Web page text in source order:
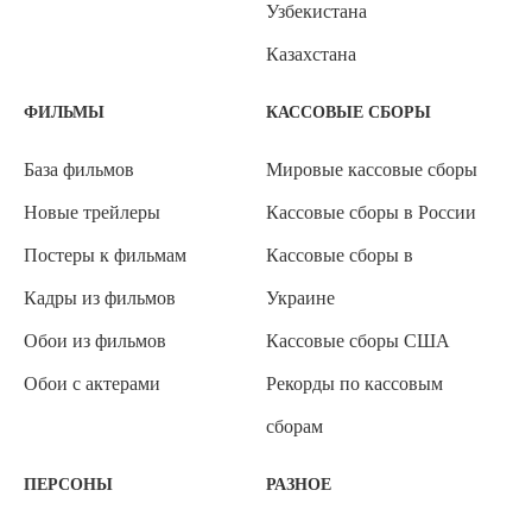
Узбекистана
Казахстана
ФИЛЬМЫ
База фильмов
Новые трейлеры
Постеры к фильмам
Кадры из фильмов
Обои из фильмов
Обои с актерами
КАССОВЫЕ СБОРЫ
Мировые кассовые сборы
Кассовые сборы в России
Кассовые сборы в
Украине
Кассовые сборы США
Рекорды по кассовым
сборам
ПЕРСОНЫ РАЗНОЕ